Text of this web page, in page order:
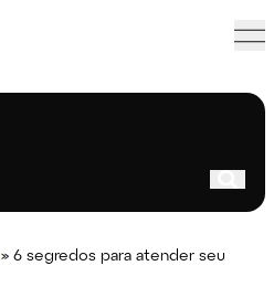
»6 segredos para atender seu